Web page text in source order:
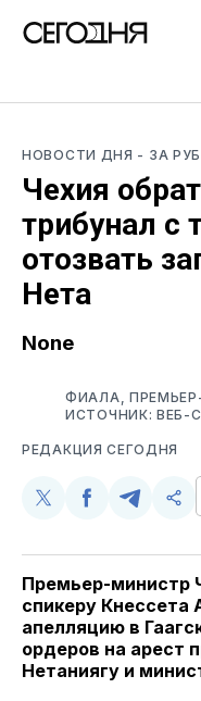
НОВОСТИ ДНЯ - ЗА
Чехия
трибунал с
отозвать
Нета
None
ФИАЛА,
ИСТОЧНИК: ВЕБ-
РЕДАКЦИЯ СЕГОДНЯ
Поделиться
Twitter
Поделиться
Facebook
Премьер-министр
спикеру Кнессета
апелляцию в
ордеров на арест
Нетаниягу и